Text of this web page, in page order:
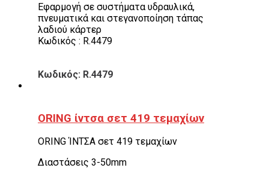
Εφαρμογή σε συστήματα υδραυλικά,
πνευματικά και στεγανοποίηση τάπας
λαδιού κάρτερ
Κωδικός : R.4479
Κωδικός: R.4479
ORING ίντσα σετ 419 τεμαχίων
ORING ΊΝΤΣΑ σετ 419 τεμαχίων
Διαστάσεις 3-50mm